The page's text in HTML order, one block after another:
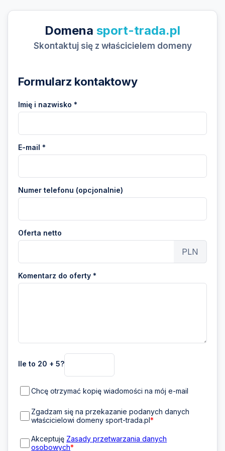
Domena sport-trada.pl
Skontaktuj się z właścicielem domeny
Formularz kontaktowy
Imię i nazwisko *
E-mail *
Numer telefonu (opcjonalnie)
Oferta netto
PLN
Komentarz do oferty *
Ile to 20 + 5?
Chcę otrzymać kopię wiadomości na mój e-mail
Zgadzam się na przekazanie podanych danych
właścicielowi domeny sport-trada.pl*
Akceptuję Zasady przetwarzania danych
osobowych*